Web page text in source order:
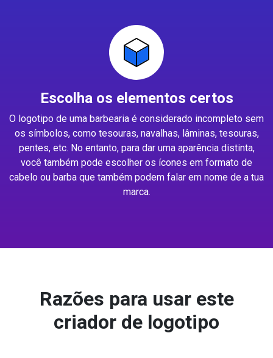
Escolha os elementos certos
O logotipo de uma barbearia é considerado incompleto sem
os símbolos, como tesouras, navalhas, lâminas, tesouras,
pentes, etc. No entanto, para dar uma aparência distinta,
você também pode escolher os ícones em formato de
cabelo ou barba que também podem falar em nome de a tua
marca.
Razões para usar este
criador de logotipo